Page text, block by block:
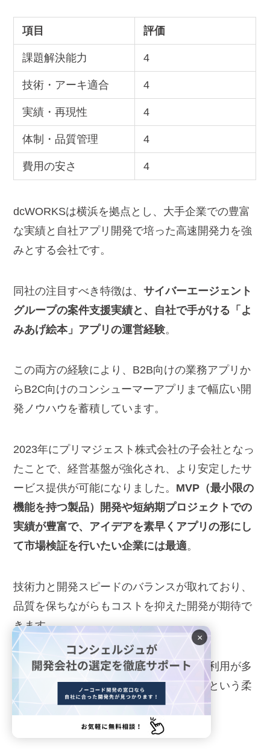
項目 評価
課題解決能力 4
技術・アーキ適合 4
実績・再現性 4
体制・品質管理 4
費用の安さ 4
dcWORKSは横浜を拠点とし、大手企業での豊富
な実績と自社アプリ開発で培った高速開発力を強
みとする会社です。
同社の注目すべき特徴は、サイバーエージェント
グループの案件支援実績と、自社で手がける「よ
みあげ絵本」アプリの運営経験。
この両方の経験により、B2B向けの業務アプリか
らB2C向けのコンシューマーアプリまで幅広い開
発ノウハウを蓄積しています。
2023年にプリマジェスト株式会社の子会社となっ
たことで、経営基盤が強化され、より安定したサ
ービス提供が可能になりました。 MVP（最小限の
機能を持つ製品）開発や短納期プロジェクトでの
実績が豊富で、アイデアを素早くアプリの形にし
て市場検証を行いたい企業には最適。
技術力と開発スピードのバランスが取れており、
品質を保ちながらもコストを抑えた開発が期待で
きます。
スタートアップ企業や新規事業部門での利用が多
く、「まずは作ってみて反応を見たい」という柔
軟な開発スタイルに対応しています。
×